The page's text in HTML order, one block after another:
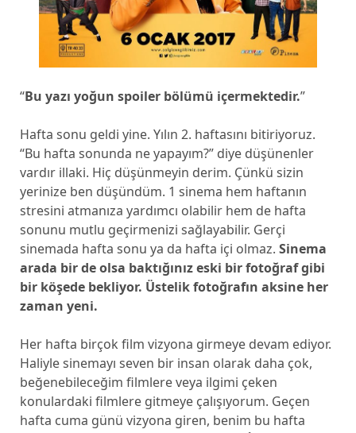
“Bu yazı yoğun spoiler bölümü içermektedir.”
Hafta sonu geldi yine. Yılın 2. haftasını bitiriyoruz.
“Bu hafta sonunda ne yapayım?” diye düşünenler
vardır illaki. Hiç düşünmeyin derim. Çünkü sizin
yerinize ben düşündüm. 1 sinema hem haftanın
stresini atmanıza yardımcı olabilir hem de hafta
sonunu mutlu geçirmenizi sağlayabilir. Gerçi
sinemada hafta sonu ya da hafta içi olmaz. Sinema
arada bir de olsa baktığınız eski bir fotoğraf gibi
bir köşede bekliyor. Üstelik fotoğrafın aksine her
zaman yeni.
Her hafta birçok film vizyona girmeye devam ediyor.
Haliyle sinemayı seven bir insan olarak daha çok,
beğenebileceğim filmlere veya ilgimi çeken
konulardaki filmlere gitmeye çalışıyorum. Geçen
hafta cuma günü vizyona giren, benim bu hafta